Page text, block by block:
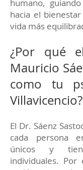
humano,
hacia el
vida más
¿Por qué
Mauricio
como tu
Villavicencio?
El Dr. Sáenz
cada persona
únicos y
individuales. Por